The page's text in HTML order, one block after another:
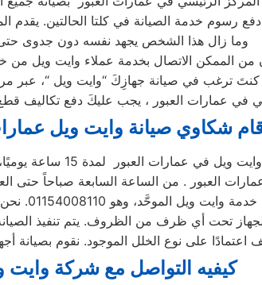
وما زال هذا الشخص يجهد نفسه دون جدوى
شكاوي صيانة وايت ويل
كيفيه التواصل مع شركة وايت